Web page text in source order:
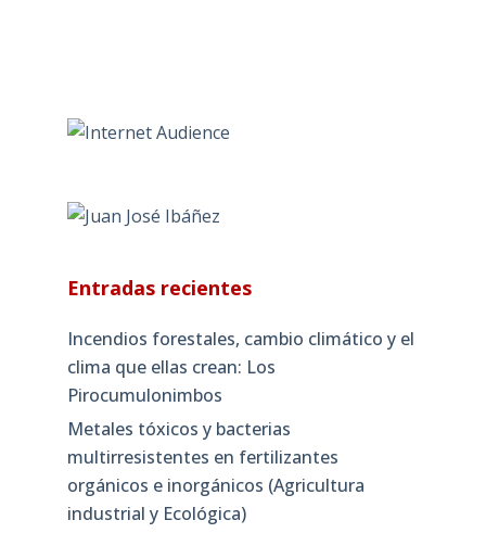
Entradas recientes
Incendios forestales, cambio climático y el
clima que ellas crean: Los
Pirocumulonimbos
Metales tóxicos y bacterias
multirresistentes en fertilizantes
orgánicos e inorgánicos (Agricultura
industrial y Ecológica)